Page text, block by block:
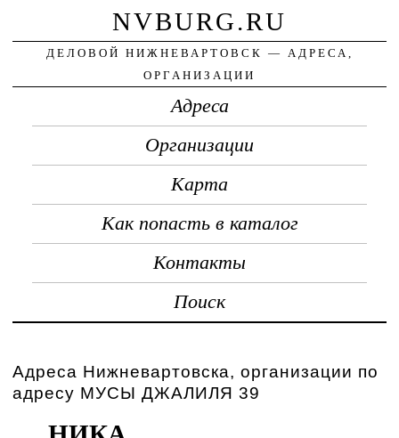
NVBURG.RU
ДЕЛОВОЙ НИЖНЕВАРТОВСК — АДРЕСА,
ОРГАНИЗАЦИИ
Адреса
Организации
Карта
Как попасть в каталог
Контакты
Поиск
Адреса Нижневартовска, организации по
адресу МУСЫ ДЖАЛИЛЯ 39